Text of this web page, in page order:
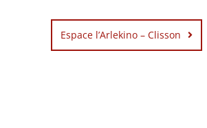
Espace l’Arlekino – Clisson